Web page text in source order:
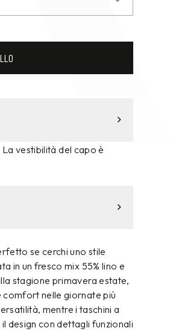
La vestibilità del capo è
se cerchi uno stile
in un fresco mix 55% lino e
stagione primavera estate,
nelle giornate più
mentre i taschini a
design con dettagli funzionali